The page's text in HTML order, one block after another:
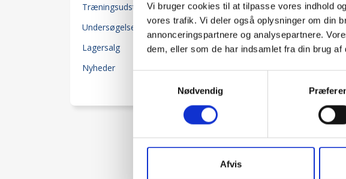
Vi bruger cookies til at tilpasse vores indhold
vores trafik. Vi deler også oplysninger om din
annonceringspartnere og analysepartnere.
dem, eller som de har indsamlet fra din brug af
Nødvendig
Afvis
Træningsudstyr 204
Undersøgelsesudstyr
Lagersalg 80
Nyheder 25
Se færre